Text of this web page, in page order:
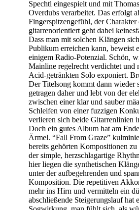
Spechtl eingespielt und mit
Overdubs verarbeitet. Das erfolgt
Fingerspitzengefühl, der
gitarrenorientiert geht dabei
Dass man mit solchen Klängen
Publikum erreichen kann, beweist
einigem Radio-Potenzial. Schön,
Mainline regelrecht verdichtet und
Acid-getränkten Solo exponiert.
Der Titelsong kommt dann wieder
getragen daher und lebt von der
zwischen einer klar und sauber
Schleifen von einer fuzzigen
verlieren sich beide Gitarrenlinien
Doch ein gutes Album hat am
Ärmel. “Fall From Graze”
bereits gehörten Kompositionen
der simple, herzschlagartige
hier liegen die synthetischen
unter der aufbegehrenden und
Komposition. Die repetitiven
mehr ins Hirn und vermitteln ein
abschließende Steigerungslauf hat